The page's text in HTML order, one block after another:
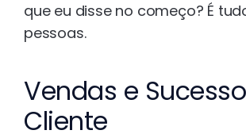
que eu disse no começo? É
pessoas.
Vendas e
Cliente